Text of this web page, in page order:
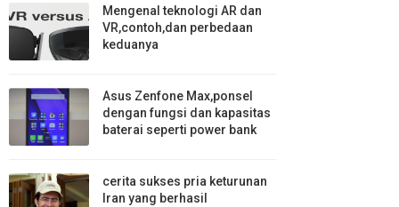
Mengenal teknologi AR dan
VR,contoh,dan perbedaan
keduanya
Asus Zenfone Max,ponsel
dengan fungsi dan kapasitas
baterai seperti power bank
cerita sukses pria keturunan
Iran yang berhasil